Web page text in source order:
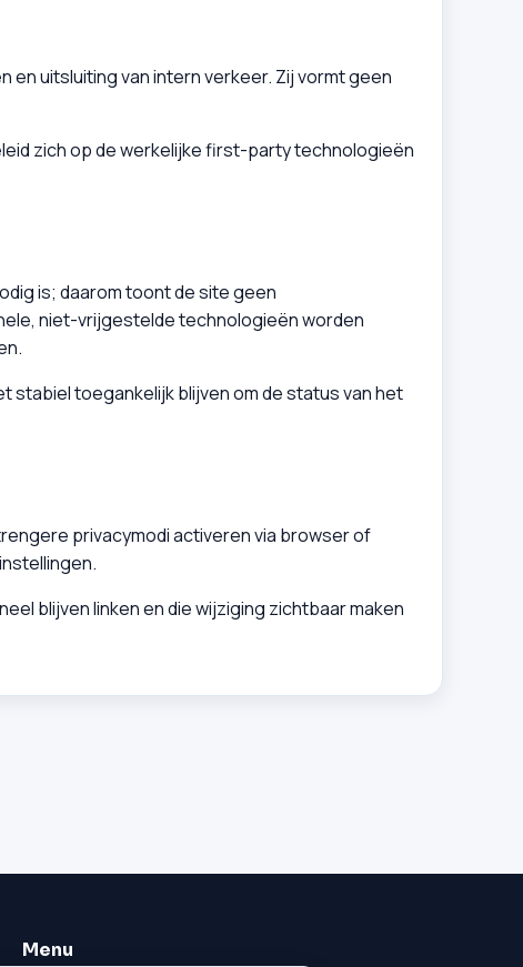
uitsluiting van intern verkeer. Zij vormt geen
zich op de werkelijke first-party technologieën
is; daarom toont de site geen
niet-vrijgestelde technologieën worden
stabiel toegankelijk blijven om de status van het
privacymodi activeren via browser of
blijven linken en die wijziging zichtbaar maken
Menu